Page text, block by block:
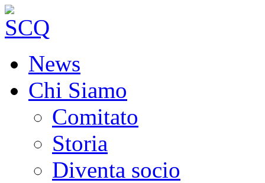
News
Chi Siamo
Comitato
Storia
Diventa socio